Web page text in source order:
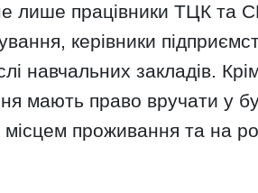
лише працівники ТЦК та
керівники
навчальних закладів.
мають право вручати у
місцем проживання та на